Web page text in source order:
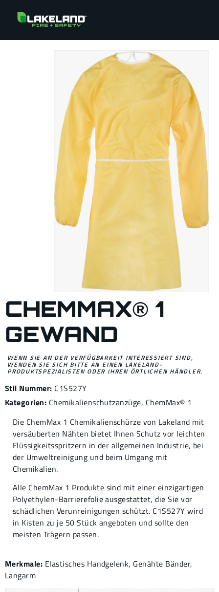
CHEMMAX® 1
GEWAND
WENN SIE AN DER VERFÜGBARKEIT INTERESSIERT SIND,
WENDEN SIE SICH BITTE AN EINEN LAKELAND-
PRODUKTSPEZIALISTEN ODER IHREN ÖRTLICHEN HÄNDLER.
Stil Nummer: C1S527Y
Kategorien: Chemikalienschutzanzüge, ChemMax® 1
Die ChemMax 1 Chemikalienschürze von Lakeland mit
versäuberten Nähten bietet Ihnen Schutz vor leichten
Flüssigkeitsspritzern in der allgemeinen Industrie, bei
der Umweltreinigung und beim Umgang mit
Chemikalien.
Alle ChemMax 1 Produkte sind mit einer einzigartigen
Polyethylen-Barrierefolie ausgestattet, die Sie vor
schädlichen Verunreinigungen schützt. C1S527Y wird
in Kisten zu je 50 Stück angeboten und sollte den
meisten Trägern passen.
Merkmale: Elastisches Handgelenk, Genähte Bänder,
Langarm